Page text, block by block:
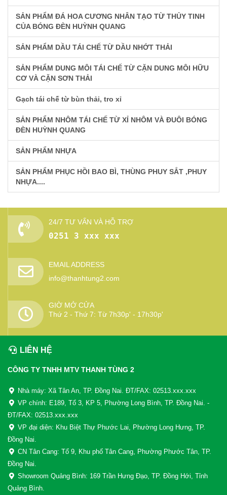
SẢN PHẨM ĐÁ HOA CƯƠNG NHÂN TẠO TỪ THỦY TINH
CỦA BÓNG ĐÈN HUỲNH QUANG
SẢN PHẨM DẦU TÁI CHẾ TỪ DẦU NHỚT THẢI
SẢN PHẨM DUNG MÔI TÁI CHẾ TỪ CẶN DUNG MÔI HỮU
CƠ VÀ CẶN SƠN THẢI
Gạch tái chế từ bùn thải, tro xỉ
SẢN PHẨM NHÔM TÁI CHẾ TỪ XỈ NHÔM VÀ ĐUÔI BÓNG
ĐÈN HUỲNH QUANG
SẢN PHẨM NHỰA
SẢN PHẨM PHỤC HỒI BAO BÌ, THÙNG PHUY SẮT ,PHUY
NHỰA....
24/7 TƯ VẤN VÀ HỖ TRỢ
0251 3 xxx xxx
EMAIL ADDRESS
info@thanhtung2.com
GIỜ MỞ CỬA
Thứ 2 - Thứ 7: Từ 7h30p' - 17h30p'
LIÊN HỆ
CÔNG TY TNHH MTV THANH TÙNG 2
Nhà máy: Xã Tân An, TP. Đồng Nai. ĐT/FAX: 02513.xxx.xxx
VP chính: E189, Tổ 3, KP 5, Phường Long Bình, TP. Đồng Nai. -
ĐT/FAX: 02513.xxx.xxx
VP đại diện: Khu Biệt Thự Phước Lai, Phường Long Hưng, TP.
Đồng Nai.
CN Tân Cang: Tổ 9, Khu phố Tân Cang, Phường Phước Tân, TP.
Đồng Nai.
Showroom Quảng Bình: 169 Trần Hưng Đạo, TP. Đồng Hới, Tỉnh
Quảng Bình.